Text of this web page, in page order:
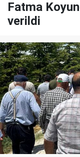
Fatma
verildi